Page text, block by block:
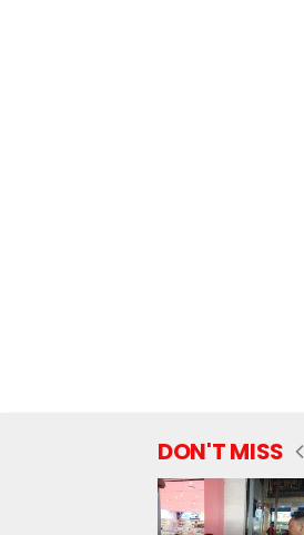
DON'T MISS